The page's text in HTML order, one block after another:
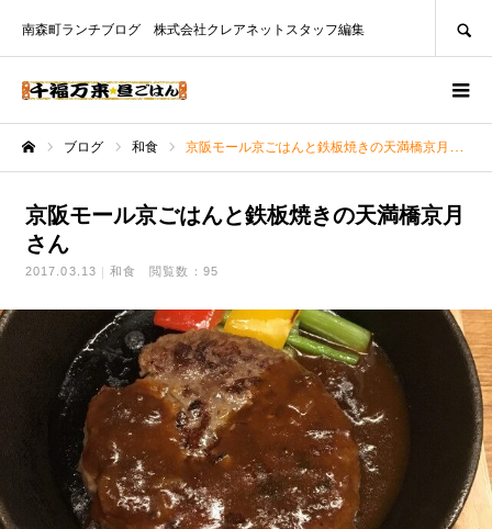
南森町ランチブログ 株式会社クレアネットスタッフ編集
ブログ 和食 京阪モール京ごはんと鉄板焼きの天満橋京月さん
京阪モール京ごはんと鉄板焼きの天満橋京月
さん
2017.03.13 和食 閲覧数：95